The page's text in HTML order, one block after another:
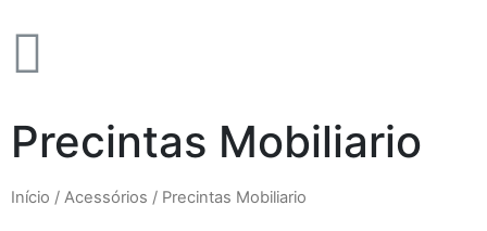
Precintas Mobiliario
Início / Acessórios / Precintas Mobiliario